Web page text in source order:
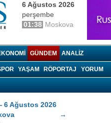
6 Ağustos 2026
perşembe
01:38 Moskova
GÜNDEM ANALIZ
YAŞAM RÖPORTAJ YORUM
6 Ağustos 2026
→